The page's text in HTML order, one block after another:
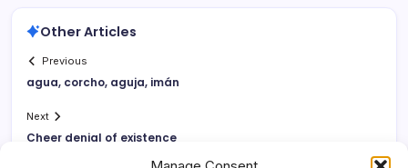
Other Articles
Previous
agua, corcho, aguja, imán
Next
Cheer denial of existence